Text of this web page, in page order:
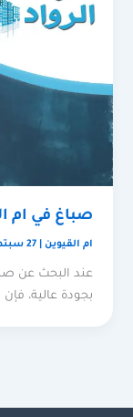
صباغ في ام
ام القيوين |27 سبتمبر، 2025
عند البحث عن
بجودة عالية، فإن